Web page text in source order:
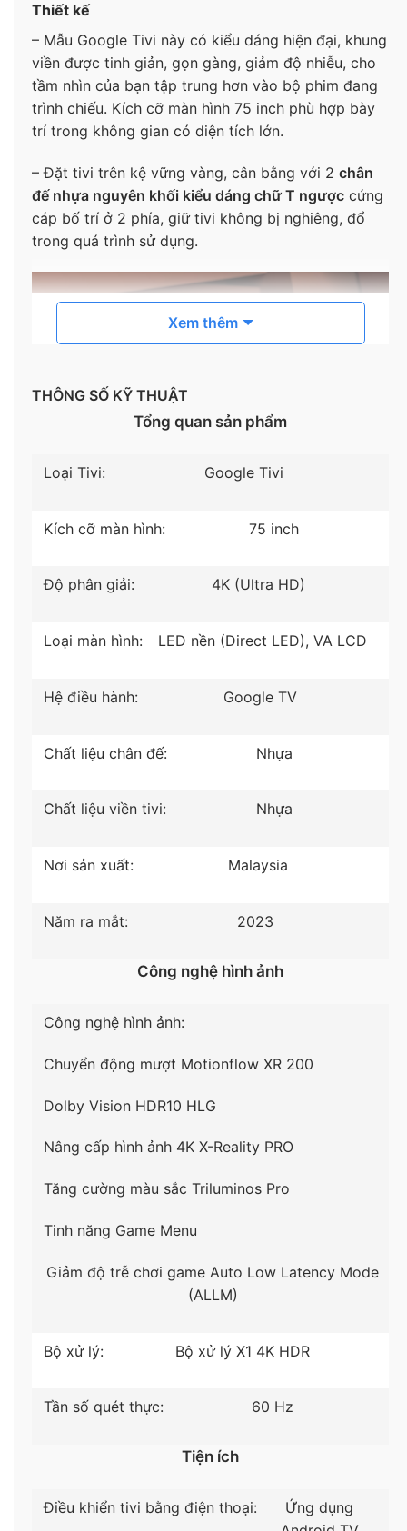
Thiết kế
– Mẫu Google Tivi này có kiểu dáng hiện đại, khung
viền được tinh giản, gọn gàng, giảm độ nhiễu, cho
tầm nhìn của bạn tập trung hơn vào bộ phim đang
trình chiếu. Kích cỡ màn hình 75 inch phù hợp bày
trí trong không gian có diện tích lớn.
– Đặt tivi trên kệ vững vàng, cân bằng với 2 chân
đế nhựa nguyên khối kiểu dáng chữ T ngược cứng
cáp bố trí ở 2 phía, giữ tivi không bị nghiêng, đổ
trong quá trình sử dụng.
*Hình ảnh chỉ mang tính minh hoạ sản phẩm
– Bộ xử lý X1 4K HDR sử dụng các thuật toán cho
để nội dung 4K hiển thị rõ nét, thu hút hơn.
phổ biến hiện nay trên tivi
từng sắc thái màu được tái tạo tinh tế, cho bạn
núi rừng tráng lệ ấn tượng.
hình được kiểm soát, giảm rung lắc hình ảnh, giúp
Xem thêm
THÔNG SỐ KỸ THUẬT
Tổng quan sản phẩm
Loại Tivi: Google Tivi
Kích cỡ màn hình: 75 inch
Độ phân giải: 4K (Ultra HD)
Loại màn hình: LED nền (Direct LED), VA LCD
Hệ điều hành: Google TV
Chất liệu chân đế: Nhựa
Chất liệu viền tivi: Nhựa
Nơi sản xuất: Malaysia
Năm ra mắt: 2023
Công nghệ hình ảnh
Công nghệ hình ảnh:
Chuyển động mượt Motionflow XR 200
Dolby Vision HDR10 HLG
Nâng cấp hình ảnh 4K X-Reality PRO
Tăng cường màu sắc Triluminos Pro
Tinh năng Game Menu
Giảm độ trễ chơi game Auto Low Latency Mode
(ALLM)
Bộ xử lý: Bộ xử lý X1 4K HDR
Tần số quét thực: 60 Hz
Tiện ích
Điều khiển tivi bằng điện thoại:
Ứng dụng